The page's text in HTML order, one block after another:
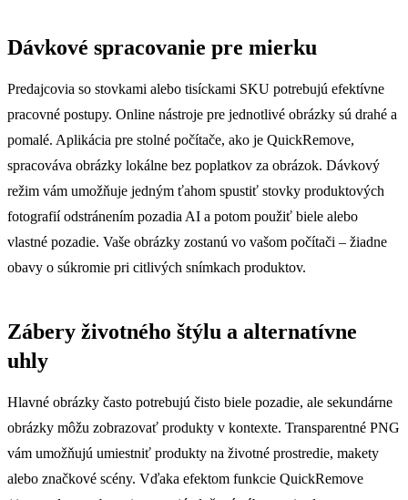
Dávkové spracovanie pre mierku
Predajcovia so stovkami alebo tisíckami SKU potrebujú efektívne
pracovné postupy. Online nástroje pre jednotlivé obrázky sú drahé a
pomalé. Aplikácia pre stolné počítače, ako je QuickRemove,
spracováva obrázky lokálne bez poplatkov za obrázok. Dávkový
režim vám umožňuje jedným ťahom spustiť stovky produktových
fotografií odstránením pozadia AI a potom použiť biele alebo
vlastné pozadie. Vaše obrázky zostanú vo vašom počítači – žiadne
obavy o súkromie pri citlivých snímkach produktov.
Zábery životného štýlu a alternatívne
uhly
Hlavné obrázky často potrebujú čisto biele pozadie, ale sekundárne
obrázky môžu zobrazovať produkty v kontexte. Transparentné PNG
vám umožňujú umiestniť produkty na životné prostredie, makety
alebo značkové scény. Vďaka efektom funkcie QuickRemove